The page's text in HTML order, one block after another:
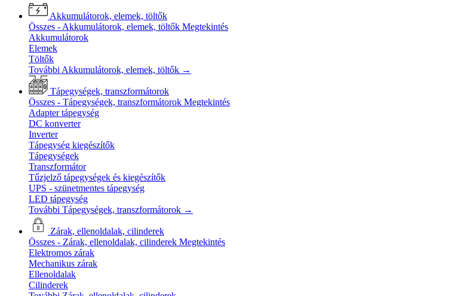
Akkumulátorok, elemek, töltők
Összes - Akkumulátorok, elemek, töltők Megtekintés
Akkumulátorok
Elemek
Töltők
További Akkumulátorok, elemek, töltők →
Tápegységek, transzformátorok
Összes - Tápegységek, transzformátorok Megtekintés
Adapter tápegység
DC konverter
Inverter
Tápegység kiegészítők
Tápegységek
Transzformátor
Tűzjelző tápegységek és kiegészítők
UPS - szünetmentes tápegység
LED tápegység
További Tápegységek, transzformátorok →
Zárak, ellenoldalak, cilinderek
Összes - Zárak, ellenoldalak, cilinderek Megtekintés
Elektromos zárak
Mechanikus zárak
Ellenoldalak
Cilinderek